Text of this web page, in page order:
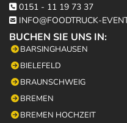
 0151 - 11 19 73 37
 INFO@FOODTRUCK-
BUCHEN SIE UNS IN:
BARSINGHAUSEN
BIELEFELD
BRAUNSCHWEIG
BREMEN
BREMEN HOCHZEIT